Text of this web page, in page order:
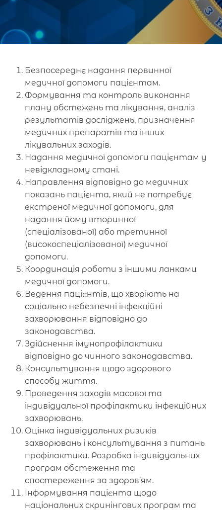
Безпосереднє надання первинної
медичної допомоги пацієнтам.
Формування та контроль виконання
плану обстежень та лікування, аналіз
результатів досліджень, призначення
медичних препаратів та інших
лікувальних заходів.
Надання медичної допомоги пацієнтам у
невідкладному стані.
Направлення відповідно до медичних
показань пацієнта, який не потребує
екстреної медичної допомоги, для
надання йому вторинної
(спеціалізованої) або третинної
(високоспеціалізованої) медичної
допомоги.
Координація роботи з іншими ланками
медичної допомоги.
Ведення пацієнтів, що хворіють на
соціально небезпечні інфекційні
захворювання відповідно до
законодавства.
Здійснення імунопрофілактики
відповідно до чинного законодавства.
Консультування щодо здорового
способу життя.
Проведення заходів масової та
індивідуальної профілактики інфекційних
захворювань.
Оцінка індивідуальних ризиків
захворювань і консультування з питань
профілактики. Розробка індивідуальних
програм обстеження та
спостереження за здоров’ям.
Інформування пацієнта щодо
національних скринінгових програм та